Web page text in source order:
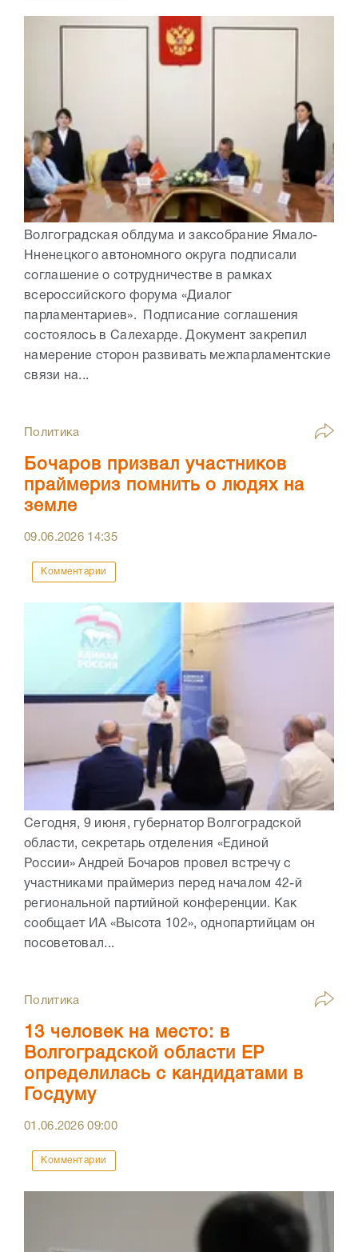
Волгоградская облдума и заксобрание Ямало-
Нненецкого автономного округа подписали
соглашение о сотрудничестве в рамках
всероссийского форума «Диалог
парламентариев». Подписание соглашения
состоялось в Салехарде. Документ закрепил
намерение сторон развивать межпарламентские
связи на...
Политика
Бочаров призвал участников
праймериз помнить о людях на
земле
09.06.2026 14:35
Комментарии
Сегодня, 9 июня, губернатор Волгоградской
области, секретарь отделения «Единой
России» Андрей Бочаров провел встречу с
участниками праймериз перед началом 42-й
региональной партийной конференции. Как
сообщает ИА «Высота 102», однопартийцам он
посоветовал...
Политика
13 человек на место: в
Волгоградской области ЕР
определилась с кандидатами в
Госдуму
01.06.202609:00
Комментарии